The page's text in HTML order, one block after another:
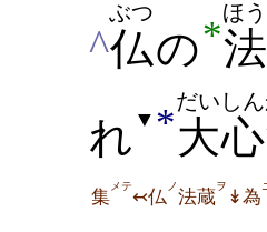
^仏
ぶつ
の*
ほ
れ ▼ *大心
だいしん
集メテ↢仏ノ法蔵ヲ ↡為